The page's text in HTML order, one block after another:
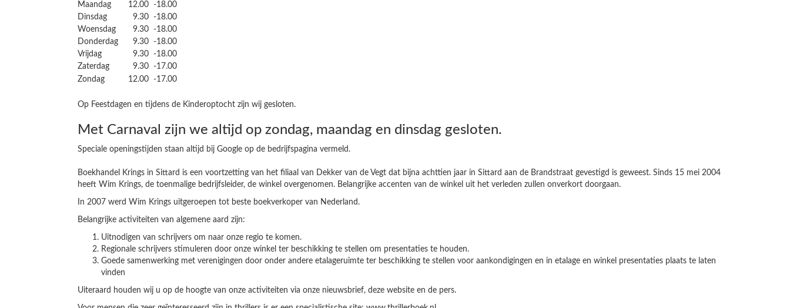
Maandag 12.00 -18.00
Dinsdag
9.30 -18.00
Woensdag
9.30 -18.00
Donderdag
9.30 -18.00
Vrijdag
9.30 -18.00
Zaterdag
9.30 -17.00
Zondag
12.00 -17.00
Op Feestdagen en tijdens de Kinderoptocht zijn wij gesloten.
Met Carnaval zijn we altijd op zondag, maandag en dinsdag gesloten.
Speciale openingstijden staan altijd bij Google op de bedrijfspagina vermeld.
Boekhandel Krings in Sittard is een voortzetting van het filiaal van Dekker van de Vegt dat bijna achttien jaar in Sittard aan de Brandstraat gevestigd is geweest. Sinds 15 mei 2004
heeft Wim Krings, de toenmalige bedrijfsleider, de winkel overgenomen. Belangrijke accenten van de winkel uit het verleden zullen onverkort doorgaan.
In 2007 werd Wim Krings uitgeroepen tot beste boekverkoper van Nederland.
Belangrijke activiteiten van algemene aard zijn:
Uitnodigen van schrijvers om naar onze regio te komen.
Regionale schrijvers stimuleren door onze winkel ter beschikking te stellen om presentaties te houden.
Goede samenwerking met verenigingen door onder andere etalageruimte ter beschikking te stellen voor aankondigingen en in etalage en winkel presentaties plaats te laten
vinden
Uiteraard houden wij u op de hoogte van onze activiteiten via onze nieuwsbrief, deze website en de pers.